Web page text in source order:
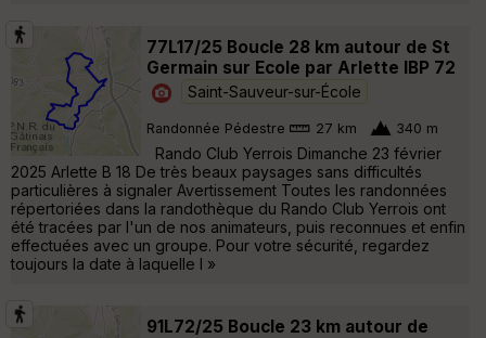
77L17/25 Boucle 28 km autour de St
Germain sur Ecole par Arlette IBP 72
Saint-Sauveur-sur-École
Randonnée Pédestre 27 km 340 m
Rando Club Yerrois Dimanche 23 février
2025 Arlette B 18 De très beaux paysages sans difficultés
particulières à signaler Avertissement Toutes les randonnées
répertoriées dans la randothèque du Rando Club Yerrois ont
été tracées par l'un de nos animateurs, puis reconnues et enfin
effectuées avec un groupe. Pour votre sécurité, regardez
toujours la date à laquelle l »
91L72/25 Boucle 23 km autour de